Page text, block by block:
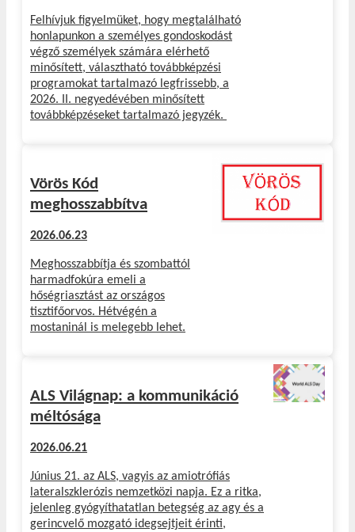
Felhívjuk figyelmüket, hogy megtalálható
honlapunkon a személyes gondoskodást
végző személyek számára elérhető
minősített, választható továbbképzési
programokat tartalmazó legfrissebb, a
2026. II. negyedévében minősített
továbbképzéseket tartalmazó jegyzék.
Vörös Kód
meghosszabbítva
2026.06.23
Meghosszabbítja és szombattól
harmadfokúra emeli a
hőségriasztást az országos
tisztifőorvos. Hétvégén a
mostaninál is melegebb lehet.
ALS Világnap: a kommunikáció
méltósága
2026.06.21
Június 21. az ALS, vagyis az amiotrófiás
lateralszklerózis nemzetközi napja. Ez a ritka,
jelenleg gyógyíthatatlan betegség az agy és a
gerincvelő mozgató idegsejtjeit érinti,